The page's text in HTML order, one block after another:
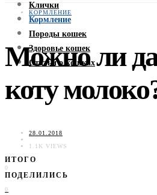
Клички
Кормление
Породы кошек
Здоровье кошек
Статьи о кошках
КОРМЛЕНИЕ
Можно ли
коту
28.01.2018
1.1K VIEWS
ИТОГО
0
ПОДЕЛИЛИСЬ
0